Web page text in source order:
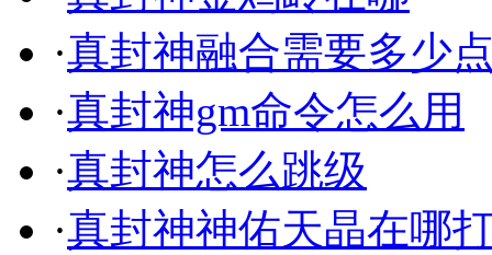
·真封神融合需要多少
·真封神gm命令怎么用
·真封神怎么跳级
·真封神神佑天晶在哪